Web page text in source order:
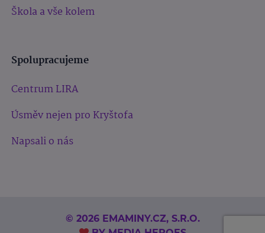
Škola a vše kolem
Spolupracujeme
Centrum LIRA
Úsměv nejen pro Kryštofa
Napsali o nás
© 2026 EMAMINY.CZ, S.R.O.